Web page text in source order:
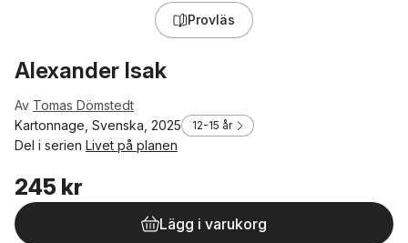
Provläs
Alexander Isak
Av Tomas Dömstedt
Kartonnage, Svenska, 2025
12-15 år
Del i serien Livet på planen
245 kr
Lägg i varukorg